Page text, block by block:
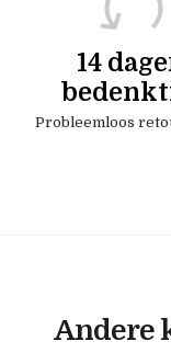
14
Probleemloos
Andere